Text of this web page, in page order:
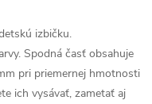
izbičku.
Spodná časť obsahuje
pri priemernej hmotnosti
ich vysávať, zametať aj